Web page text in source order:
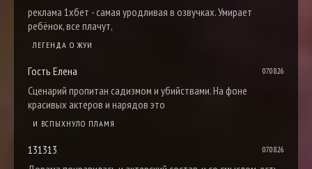
реклама 1хбет - самая уродливая в озвучках. Умирает
ребёнок, все плачут,
ЛЕГЕНДА О ЖУИ
Гость Елена 07.08.26
Сценарий пропитан садизмом и убийствами. На фоне
красивых актеров и нарядов это
И ВСПЫХНУЛО ПЛАМЯ
131313 07.08.26